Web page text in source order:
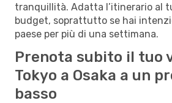
tranquillità. Adatta l’itinerario al
budget, soprattutto se hai
paese per più di una settimana.
Prenota subito il tuo
Tokyo a Osaka a un
basso